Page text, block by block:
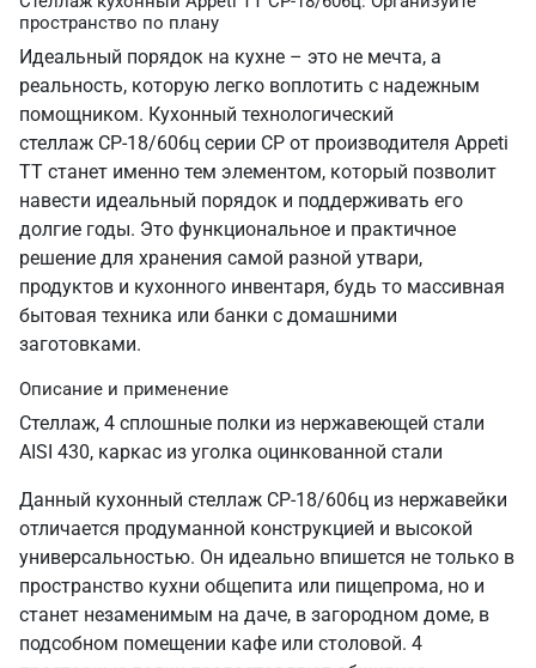
пространство по плану
Идеальный порядок на кухне – это не мечта, а
реальность, которую легко воплотить с надежным
помощником. Кухонный технологический
стеллаж СР-18/606ц серии СР от производителя Appeti
ТТ станет именно тем элементом, который позволит
навести идеальный порядок и поддерживать его
долгие годы. Это функциональное и практичное
решение для хранения самой разной утвари,
продуктов и кухонного инвентаря, будь то массивная
бытовая техника или банки с домашними
заготовками.
Описание и применение
Стеллаж, 4 сплошные полки из нержавеющей стали
AISI 430, каркас из уголка оцинкованной стали
Данный кухонный стеллаж СР-18/606ц из нержавейки
отличается продуманной конструкцией и высокой
универсальностью. Он идеально впишется не только в
пространство кухни общепита или пищепрома, но и
станет незаменимым на даче, в загородном доме, в
подсобном помещении кафе или столовой. 4